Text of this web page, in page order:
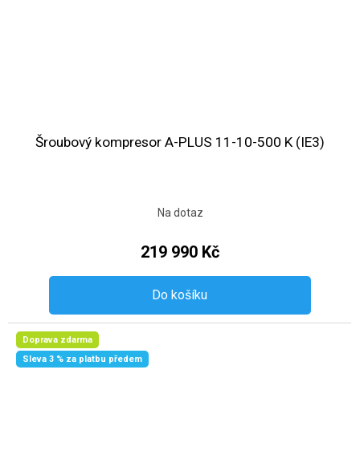
Šroubový kompresor A-PLUS 11-10-500 K (IE3)
Na dotaz
219 990 Kč
Do košíku
Doprava zdarma
Sleva 3 % za platbu předem